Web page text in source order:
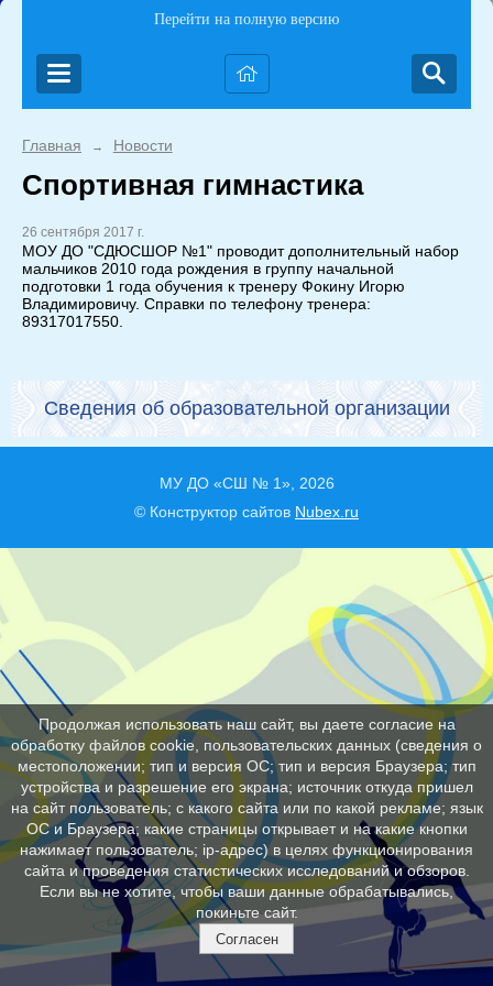
Перейти на полную версию
Главная → Новости
Спортивная гимнастика
26 сентября 2017 г.
МОУ ДО "СДЮСШОР №1" проводит дополнительный набор
мальчиков 2010 года рождения в группу начальной
подготовки 1 года обучения к тренеру Фокину Игорю
Владимировичу. Справки по телефону тренера:
89317017550.
Сведения об образовательной организации
МУ ДО «СШ № 1», 2026
© Конструктор сайтов Nubex.ru
Продолжая использовать наш сайт, вы даете согласие на
обработку файлов cookie, пользовательских данных (сведения о
местоположении; тип и версия ОС; тип и версия Браузера; тип
устройства и разрешение его экрана; источник откуда пришел
на сайт пользователь; с какого сайта или по какой рекламе; язык
ОС и Браузера; какие страницы открывает и на какие кнопки
нажимает пользователь; ip-адрес) в целях функционирования
сайта и проведения статистических исследований и обзоров.
Если вы не хотите, чтобы ваши данные обрабатывались,
покиньте сайт.
Согласен